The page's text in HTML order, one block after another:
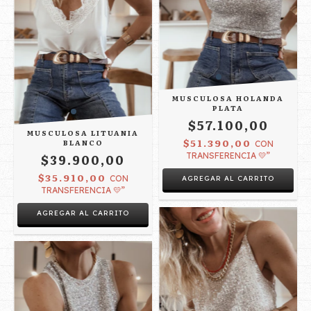
MUSCULOSA LITUANIA
BLANCO
$39.900,00
$35.910,00 CON
TRANSFERENCIA 💛”
AGREGAR AL CARRITO
MUSCULOSA HOLANDA
PLATA
$57.100,00
$51.390,00 CON
TRANSFERENCIA 💛”
AGREGAR AL CARRITO